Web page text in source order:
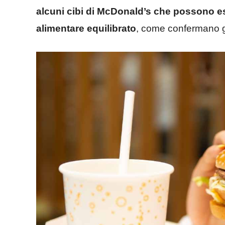
alcuni cibi di McDonald’s che possono
alimentare equilibrato, come confermano